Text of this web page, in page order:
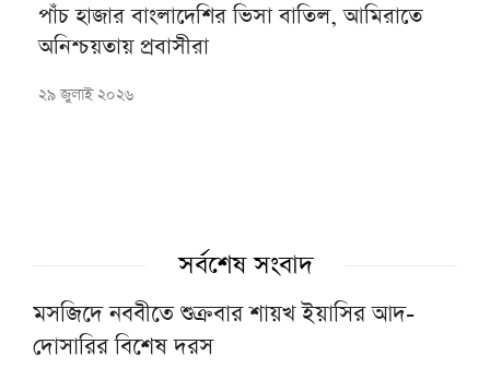
পাঁচ হাজার বাংলাদেশির ভিসা বাতিল, আমিরাতে
অনিশ্চয়তায় প্রবাসীরা
২৯ জুলাই ২০২৬
সর্বশেষ সংবাদ
মসজিদে নববীতে শুক্রবার শায়খ ইয়াসির আদ-
দোসারির বিশেষ দরস